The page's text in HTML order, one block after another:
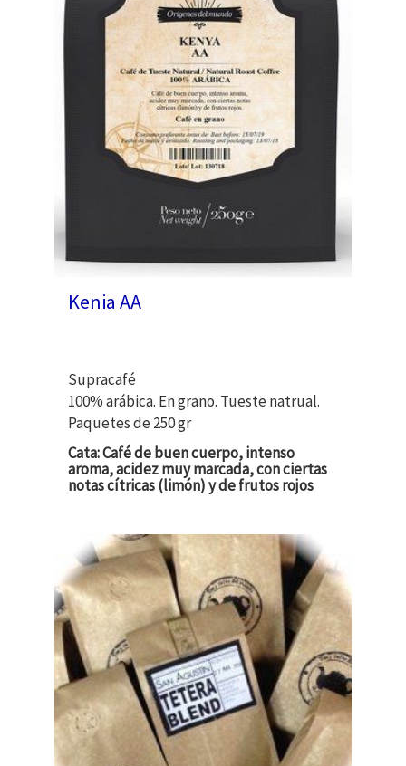
Kenia AA
Supracafé
100% arábica. En grano. Tueste natrual.
Paquetes de 250 gr
Cata: Café de buen cuerpo, intenso
aroma, acidez muy marcada, con ciertas
notas cítricas (limón) y de frutos rojos